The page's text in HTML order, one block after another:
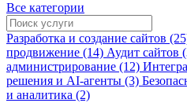
Все категории
Разработка и создание сайтов
продвижение (14) Аудит сайтов
администрирование (12)
решения и AI-агенты (3)
и аналитика (2)